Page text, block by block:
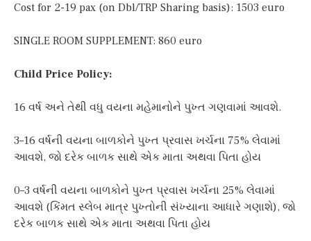
Cost for 2-19 pax (on Dbl/TRP Sharing basis): 1503 euro
SINGLE ROOM SUPPLEMENT: 860 euro
Child Price Policy:
16 વર્ષ અને તેથી વધુ વયના મહેમાનોને પુખ્ત ગણવામાં આવશે.
3–16 વર્ષની વયના બાળકોને પુખ્ત પ્રવાસ ખર્ચના 75% લેવામાં
આવશે, જો દરેક બાળક સાથે એક માતા અથવા પિતા હોય
0–3 વર્ષની વયના બાળકોને પુખ્ત પ્રવાસ ખર્ચના 25% લેવામાં
આવશે (કિંમત સ્લેબ માત્ર પુખ્તોની સંખ્યાના આધારે ગણાશે), જો
દરેક બાળક સાથે એક માતા અથવા પિતા હોય